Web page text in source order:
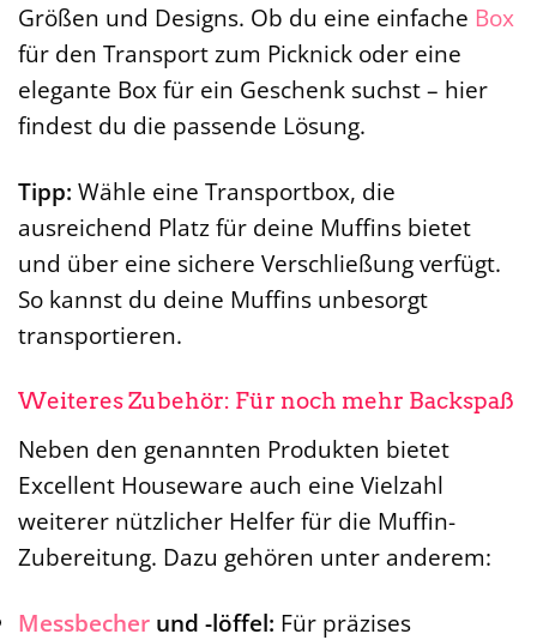
Größen und Designs. Ob du eine einfache Box
für den Transport zum Picknick oder eine
elegante Box für ein Geschenk suchst – hier
findest du die passende Lösung.
Tipp: Wähle eine Transportbox, die
ausreichend Platz für deine Muffins bietet
und über eine sichere Verschließung verfügt.
So kannst du deine Muffins unbesorgt
transportieren.
Weiteres Zubehör: Für noch mehr Backspaß
Neben den genannten Produkten bietet
Excellent Houseware auch eine Vielzahl
weiterer nützlicher Helfer für die Muffin-
Zubereitung. Dazu gehören unter anderem:
Messbecher und -löffel: Für präzises